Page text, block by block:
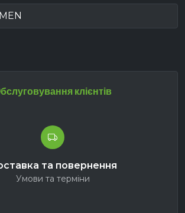
клієнтів
та повернення
Умови та терміни